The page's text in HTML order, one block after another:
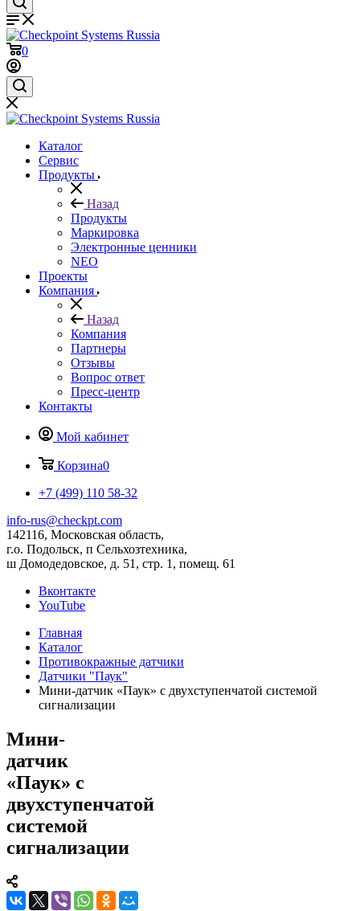
0
Каталог
Сервис
Продукты
Назад
Продукты
Маркировка
Электронные ценники
NEO
Проекты
Компания
Назад
Компания
Партнеры
Отзывы
Вопрос ответ
Пресс-центр
Контакты
Мой кабинет
Корзина0
+7 (499) 110 58-32
info-rus@checkpt.com
142116, Московская область,
г.о. Подольск, п Сельхозтехника,
ш Домодедовское, д. 51, стр. 1, помещ. 61
Вконтакте
YouTube
Главная
Каталог
Противокражные датчики
Датчики "Паук"
Мини-датчик «Паук» с двухступенчатой системой
сигнализации
Мини-
датчик
«Паук» с
двухступенчатой
системой
сигнализации